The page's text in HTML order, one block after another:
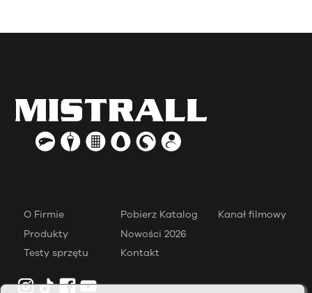
O Firmie
Produkty
Testy sprzętu
Pobierz Katalog
Nowości 2026
Kontakt
Kanał filmowy